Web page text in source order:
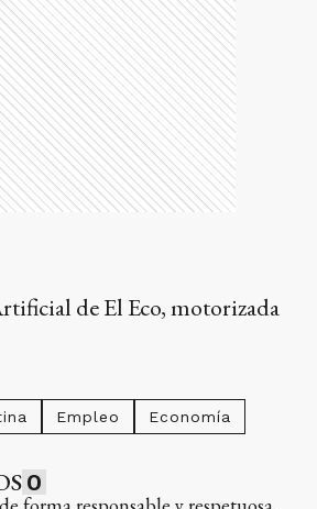
de El Eco, motorizada
Empleo Economía
0